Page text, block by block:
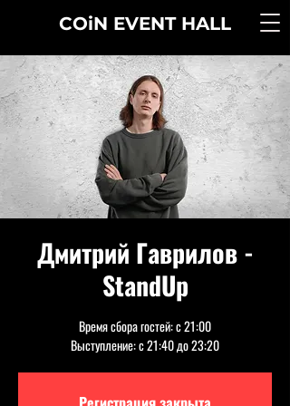
COiN EVENT HALL
Дмитрий Гаврилов -
StandUp
Время сбора гостей: с 21:00
Выступление: с 21:40 до 23:20